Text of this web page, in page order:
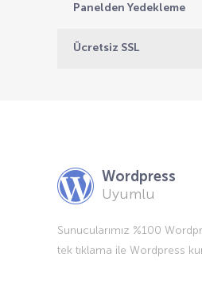
Panelden Yedekleme
Ücretsiz SSL
Wordpress
Uyumlu
Sunucularımız %100
tek tıklama ile Wordpress